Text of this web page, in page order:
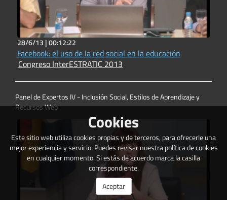
28/6/13 |00:12:22
Facebook: el uso de la red social en la educación
Congreso InterESTRATIC 2013
Panel de Expertos IV - Inclusión Social, Estilos de Aprendizaje y
Recursos Web
Cookies
Este sitio web utiliza cookies propias y de terceros, para ofrecerle una
mejor experiencia y servicio. Puedes revisar nuestra política de cookies
en cualquier momento. Si estás de acuerdo marca la casilla
correspondiente.
Aceptar